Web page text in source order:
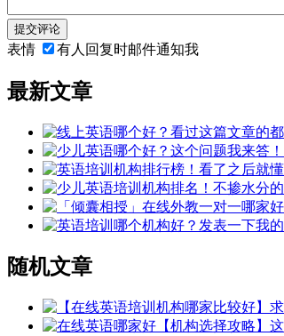
提交评论
表情 有人回复时邮件通知我
最新文章
随机文章